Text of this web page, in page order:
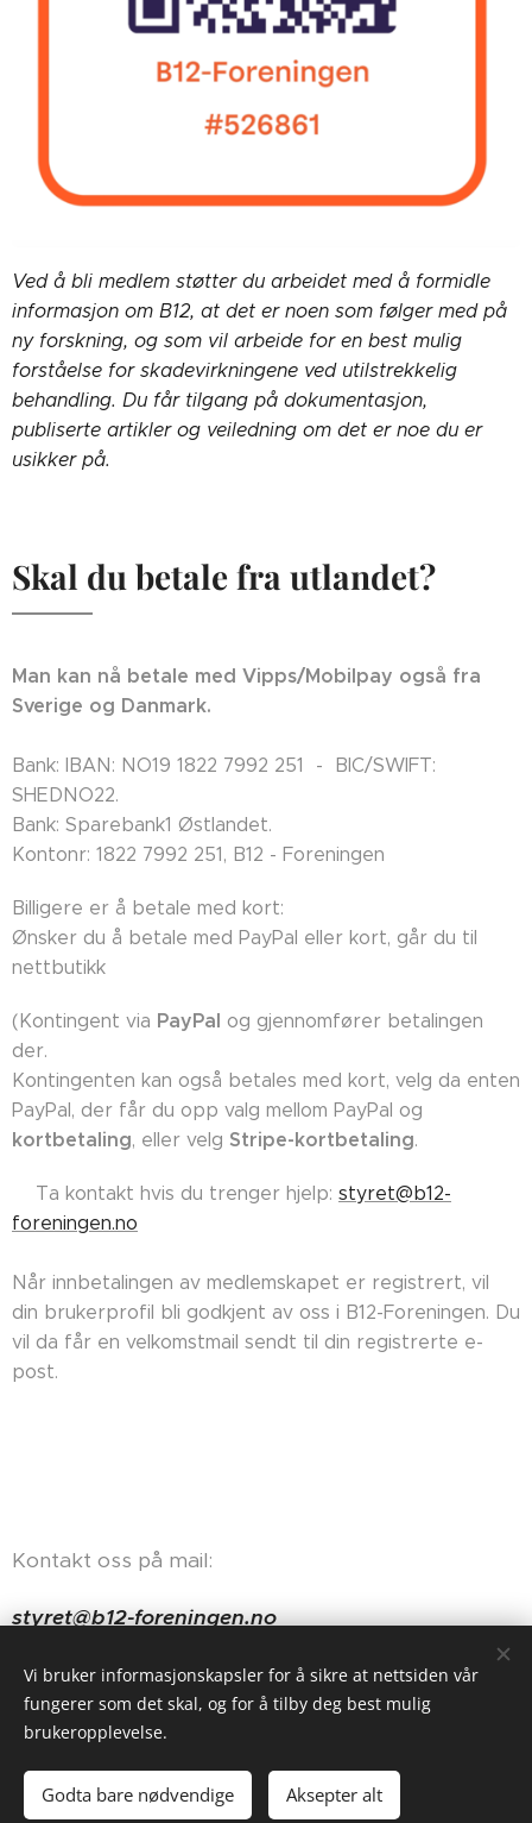
Ved å bli medlem støtter du arbeidet med å formidle
informasjon om B12, at det er noen som følger med på
ny forskning, og som vil arbeide for en best mulig
forståelse for skadevirkningene ved utilstrekkelig
behandling. Du får tilgang på dokumentasjon,
publiserte artikler og veiledning om det er noe du er
usikker på.
Skal du betale fra utlandet?
Man kan nå betale med Vipps/Mobilpay også fra
Sverige og Danmark.
Bank: IBAN: NO19 1822 7992 251 - BIC/SWIFT:
SHEDNO22.
Bank: Sparebank1 Østlandet.
Kontonr: 1822 7992 251, B12 - Foreningen
Billigere er å betale med kort:
Ønsker du å betale med PayPal eller kort, går du til
nettbutikk
(Kontingent via PayPal og gjennomfører betalingen
der.
Kontingenten kan også betales med kort, velg da enten
PayPal, der får du opp valg mellom PayPal og
kortbetaling, eller velg Stripe-kortbetaling.
👉🏼Ta kontakt hvis du trenger hjelp: styret@b12-
foreningen.no
Når innbetalingen av medlemskapet er registrert, vil
din brukerprofil bli godkjent av oss i B12-Foreningen. Du
vil da får en velkomstmail sendt til din registrerte e-
post.
Kontakt oss på mail:
styret@b12-foreningen.no
Haugerudveien 84, 0674 Oslo
Vi bruker informasjonskapsler for å sikre at nettsiden vår
fungerer som det skal, og for å tilby deg best mulig
brukeropplevelse.
Godta bare nødvendige Aksepter alt